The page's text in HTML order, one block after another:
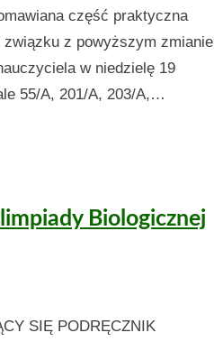
część praktyczna
z powyższym zmianie
w niedzielę 19
55/A, 201/A, 203/A,…
Biologicznej
SIĘ PODRĘCZNIK